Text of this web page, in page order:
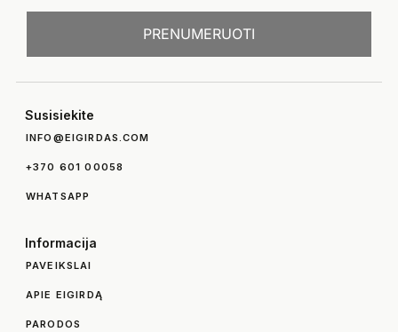
PRENUMERUOTI
Susisiekite
INFO@EIGIRDAS.COM
+370 601 00058
WHATSAPP
Informacija
PAVEIKSLAI
APIE EIGIRDĄ
PARODOS